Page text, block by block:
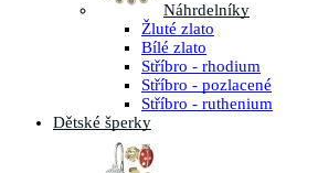
Náhrdelníky
Žluté zlato
Bílé zlato
Stříbro - rhodium
Stříbro - pozlacené
Stříbro - ruthenium
Dětské šperky